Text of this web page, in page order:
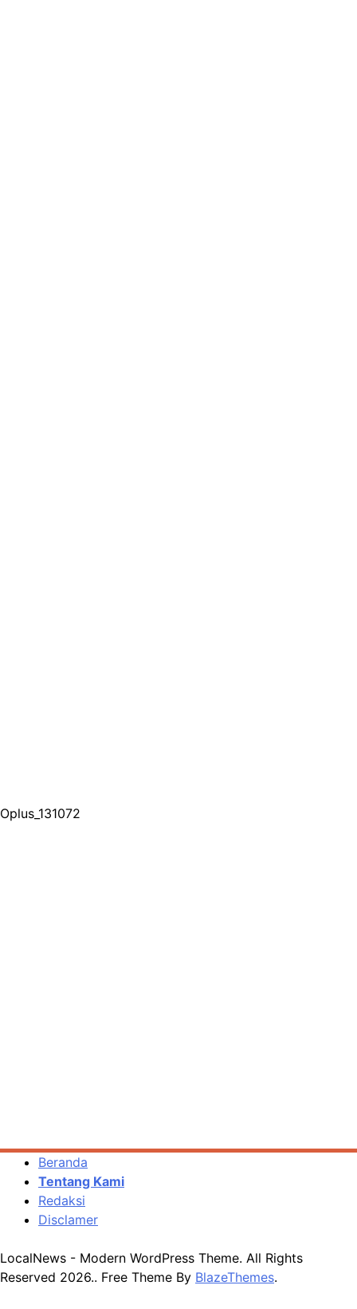
Oplus_131072
Beranda
Tentang Kami
Redaksi
Disclamer
LocalNews - Modern WordPress Theme. All Rights
Reserved 2026.. Free Theme By BlazeThemes.